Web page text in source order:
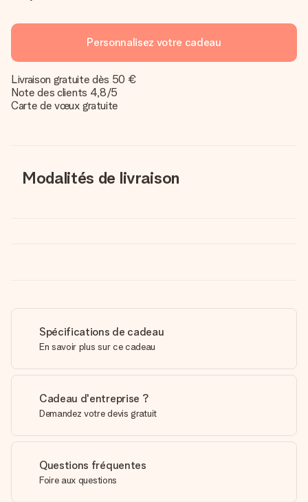
Personnalisez votre cadeau
Livraison gratuite dès 50 €
Note des clients 4,8/5
Carte de vœux gratuite
Modalités de livraison
Spécifications de cadeau
En savoir plus sur ce cadeau
Cadeau d'entreprise ?
Demandez votre devis gratuit
Questions fréquentes
Foire aux questions